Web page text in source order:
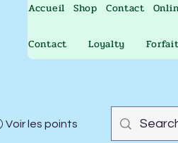
Accueil Shop Contact
Contact Loyalty
Voir les points